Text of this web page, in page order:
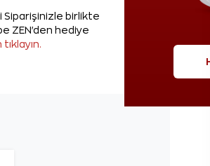
birlikte
ZEN'den hediye